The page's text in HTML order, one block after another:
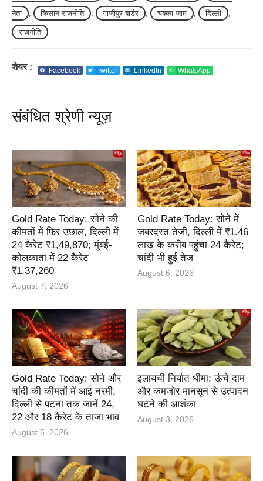
नेता , किसान राजनीति , गाजीपुर बार्डर , चक्का जाम , दिल्ली ,
राजनीति
शेयर : Facebook Twitter LinkedIn WhatsApp
संबंधित श्रेणी न्यूज़
Gold Rate Today: सोने की
कीमतों में फिर उछाल, दिल्ली में
24 कैरेट ₹1,49,870; मुंबई-
कोलकाता में 22 कैरेट
₹1,37,260
August 7, 2026
Gold Rate Today: सोने में
जबरदस्त तेजी, दिल्ली में ₹1.46
लाख के करीब पहुंचा 24 कैरेट;
चांदी भी हुई तेज
August 6, 2026
Gold Rate Today: सोने और
चांदी की कीमतों में आई नरमी,
दिल्ली से पटना तक जानें 24,
22 और 18 कैरेट के ताजा भाव
August 5, 2026
इलायची निर्यात धीमा: ऊंचे दाम
और कमजोर मानसून से उत्पादन
घटने की आशंका
August 3, 2026